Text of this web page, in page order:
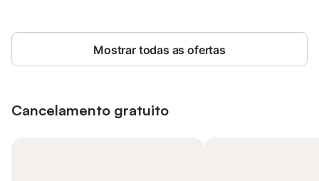
Mostrar todas as ofertas
Cancelamento gratuito